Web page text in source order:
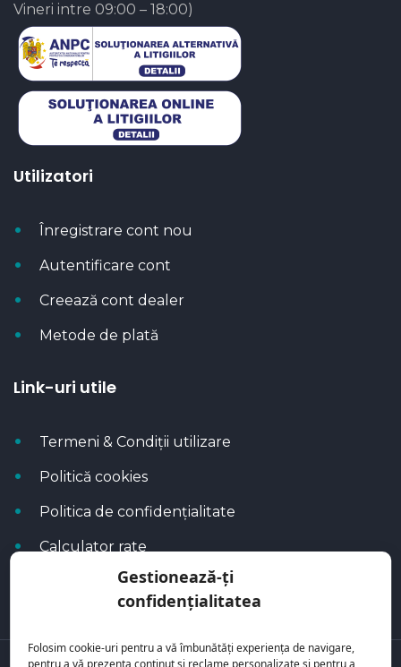
Gestionează-ți
confidențialitatea
Folosim cookie-uri pentru a vă îmbunătăți experiența de navigare,
pentru a vă prezenta conținut și reclame personalizate și pentru a
Vineri intre 09:00 – 18:00)
Utilizatori
Înregistrare cont nou
Autentificare cont
Creează cont dealer
Metode de plată
Link-uri utile
Termeni & Condiții utilizare
Politică cookies
Politica de confidențialitate
Calculator rate
Blog Autoflux